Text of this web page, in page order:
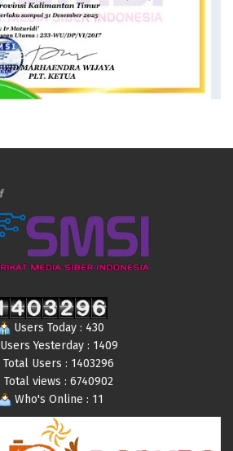
Users Today : 430
Users Yesterday : 1409
Total Users : 1403296
Total views : 6740902
Who's Online : 11